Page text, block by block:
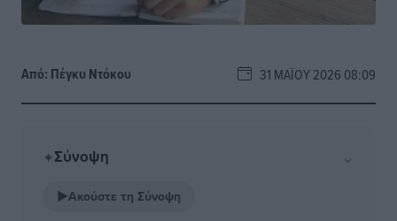
Από: Πέγκυ Ντόκου 31 ΜΑΪ́ΟΥ 2026 08:09
✦Σύνοψη ⌄
▶Ακούστε τη Σύνοψη